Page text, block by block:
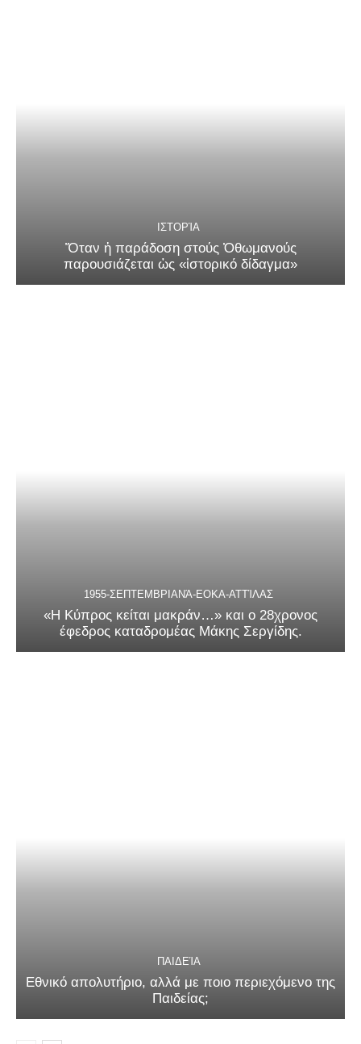
ΙΣΤΟΡΊΑ
Ὅταν ἡ παράδοση στούς Ὀθωμανούς
παρουσιάζεται ὡς «ἱστορικό δίδαγμα»
1955-ΣΕΠΤΕΜΒΡΙΑΝΆ-ΕΟΚΑ-ΑΤΤΊΛΑΣ
«Η Κύπρος κείται μακράν…» και ο 28χρονος
έφεδρος καταδρομέας Μάκης Σεργίδης.
ΠΑΙΔΕΊΑ
Εθνικό απολυτήριο, αλλά με ποιο περιεχόμενο της
Παιδείας;